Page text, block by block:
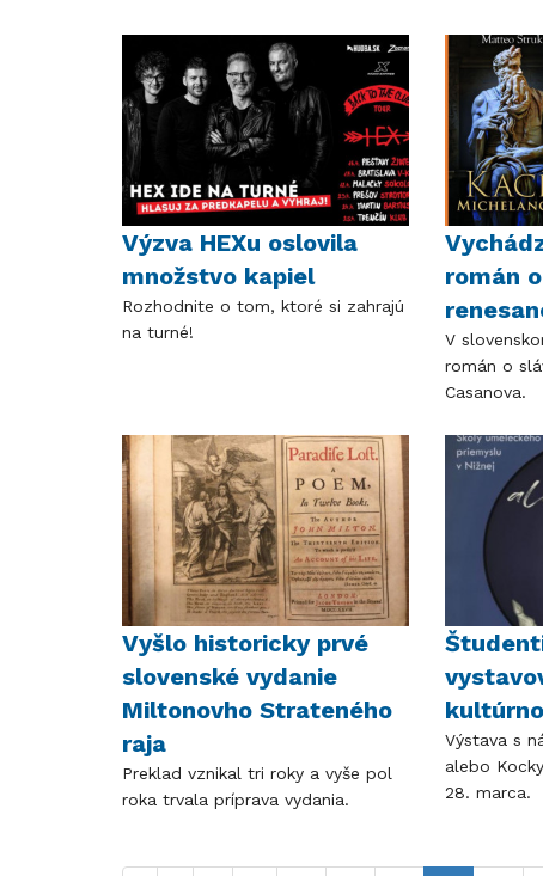
Výzva HEXu oslovila
množstvo kapiel
Rozhodnite o tom, ktoré si zahrajú
na turné!
román
V
román o
Casanova.
Vyšlo historicky prvé
slovenské vydanie
Miltonovho Strateného
raja
Preklad vznikal tri roky a vyše pol
roka trvala príprava vydania.
Výstava s
alebo
28. marca.